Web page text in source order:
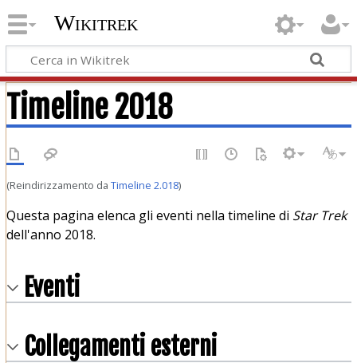
Wikitrek
Timeline 2018
(Reindirizzamento da Timeline 2.018)
Questa pagina elenca gli eventi nella timeline di Star Trek
dell'anno 2018.
Eventi
Collegamenti esterni